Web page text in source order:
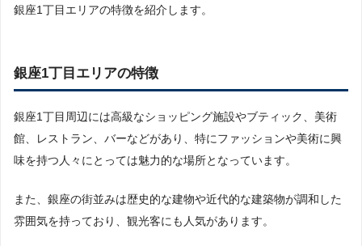
銀座1丁目エリアの特徴を紹介します。
銀座1丁目エリアの特徴
銀座1丁目周辺には高級なショッピング施設やブティック、美術
館、レストラン、バーなどがあり、特にファッションや美術に興
味を持つ人々にとっては魅力的な場所となっています。
また、銀座の街並みは歴史的な建物や近代的な建築物が調和した
雰囲気を持っており、観光客にも人気があります。